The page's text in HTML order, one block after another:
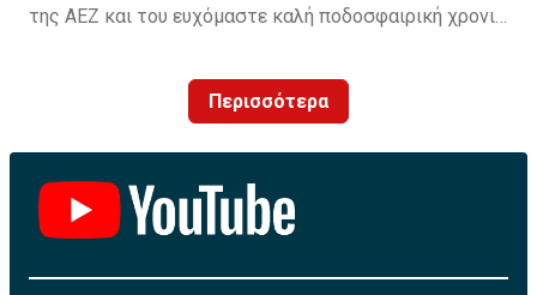
της ΑΕΖ και του ευχόμαστε καλή ποδοσφαιρική χρονιά
Περισσότερα